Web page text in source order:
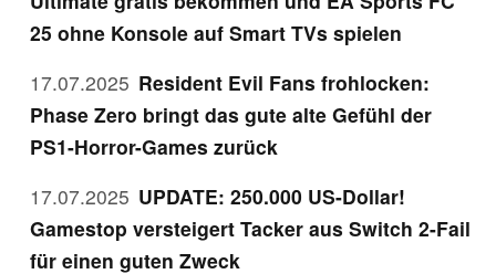
25 ohne Konsole auf Smart TVs spielen
17.07.2025 Resident Evil Fans frohlocken:
Phase Zero bringt das gute alte Gefühl der
PS1-Horror-Games zurück
17.07.2025 UPDATE: 250.000 US-Dollar!
Gamestop versteigert Tacker aus Switch 2-Fail
für einen guten Zweck